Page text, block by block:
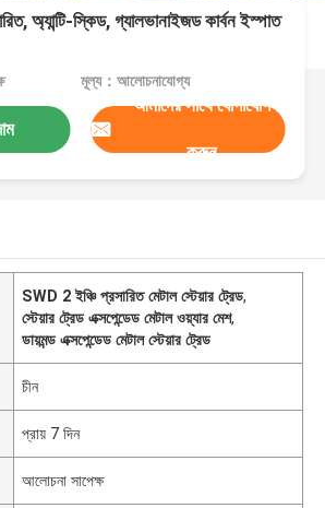
অ্যান্টি-স্কিড, গ্যালভানাইজড কার্বন ইস্পাত
মূল্য：আলোচনাযোগ্য
আমাদের সাথে যোগাযোগ
করুন
SWD 2 ইঞ্চি প্রসারিত মেটাল স্টেয়ার ট্রেড,
স্টেয়ার ট্রেড এক্সপেন্ডেড মেটাল ওয়্যার মেশ,
ডায়মন্ড এক্সপেন্ডেড মেটাল স্টেয়ার ট্রেড
চীন
প্রায় 7 দিন
আলোচনা সাপেক্ষ